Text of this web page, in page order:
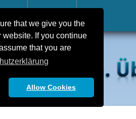
that we give you the
website. If you continue
that you are
Allow Cookies
API Kontakt